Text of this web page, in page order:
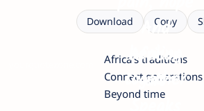
And
healing
together
Download Copy
Africa’s traditions
Connect generations
Beyond time
African
art